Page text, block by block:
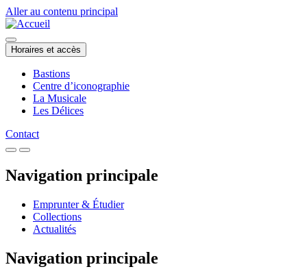
Aller au contenu principal
Horaires et accès
Bastions
Centre d’iconographie
La Musicale
Les Délices
Contact
Navigation principale
Emprunter & Étudier
Collections
Actualités
Navigation principale